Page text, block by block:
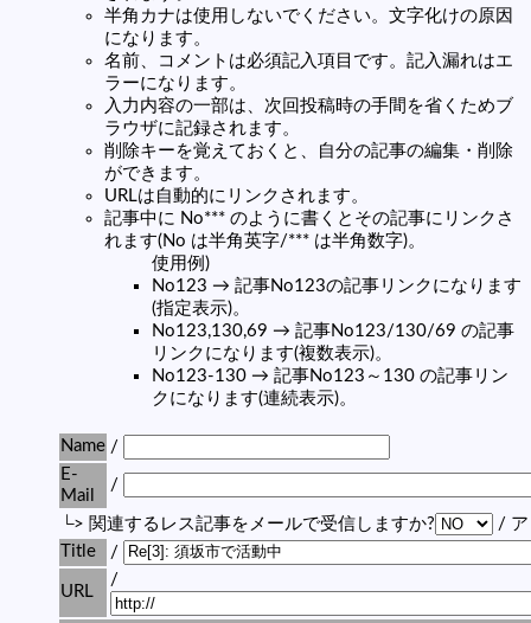
半角カナは使用しないでください。文字化けの原因
になります。
名前、コメントは必須記入項目です。記入漏れはエ
ラーになります。
入力内容の一部は、次回投稿時の手間を省くためブ
ラウザに記録されます。
削除キーを覚えておくと、自分の記事の編集・削除
ができます。
URLは自動的にリンクされます。
記事中に No*** のように書くとその記事にリンクさ
れます(No は半角英字/*** は半角数字)。
使用例)
No123 → 記事No123の記事リンクになります
(指定表示)。
No123,130,69 → 記事No123/130/69 の記事
リンクになります(複数表示)。
No123-130 → 記事No123～130 の記事リン
クになります(連続表示)。
Name /
E-
Mail
/
└> 関連するレス記事をメールで受信しますか?
/ ア
Title
/
URL
/